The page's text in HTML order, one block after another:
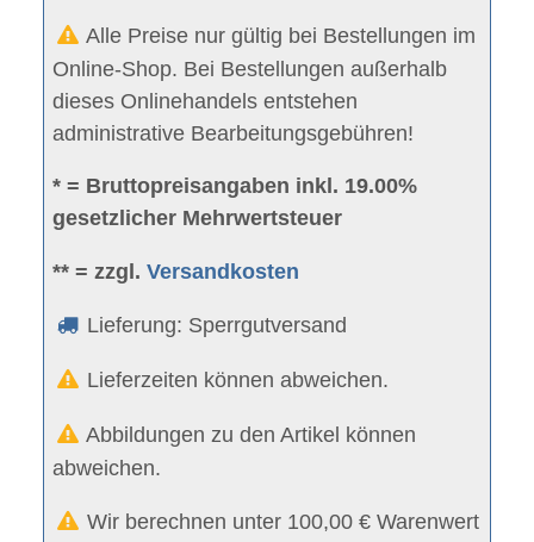
Alle Preise nur gültig bei Bestellungen im
Online-Shop. Bei Bestellungen außerhalb
dieses Onlinehandels entstehen
administrative Bearbeitungsgebühren!
* = Bruttopreisangaben inkl. 19.00%
gesetzlicher Mehrwertsteuer
** = zzgl.Versandkosten
Lieferung: Sperrgutversand
Lieferzeiten können abweichen.
Abbildungen zu den Artikel können
abweichen.
Wir berechnen unter 100,00 € Warenwert